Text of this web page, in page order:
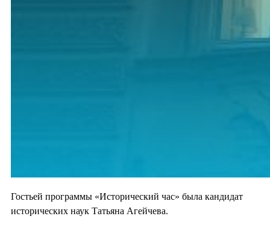
Гостьей программы «Исторический час» была кандидат
исторических наук Татьяна Агейчева.